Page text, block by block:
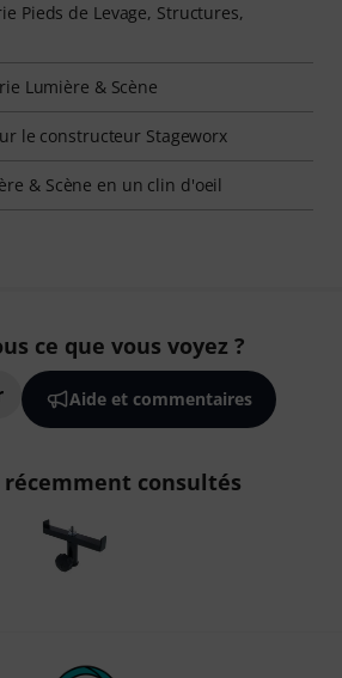
Pieds de Levage, Structures,
Lumière & Scène
le constructeur Stageworx
& Scène en un clin d'oeil
ce que vous voyez ?
Aide et commentaires
consultés